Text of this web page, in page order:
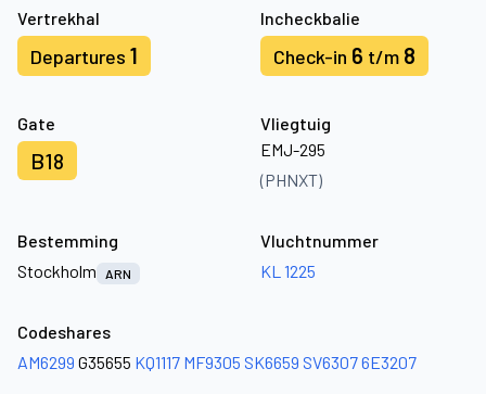
Vertrekhal
Departures 1
Incheckbalie
Check-in 6 t/m 8
Gate
B18
Vliegtuig
EMJ-295
(PHNXT)
Bestemming
Stockholm
ARN
Vluchtnummer
KL 1225
Codeshares
AM6299 G35655 KQ1117 MF9305 SK6659 SV63076E3207